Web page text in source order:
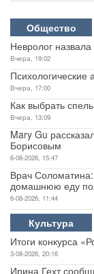
Общество
Невролог
Вчера, 19:02
Психологические
Вчера, 17:00
Как выбрать
Вчера, 13:09
Mary Gu
Борисовым
6-08-2026, 15:47
Врач
домашнюю еду
6-08-2026, 11:44
Культура
Итоги конкурса
3-08-2026, 20:16
Ирина Гехт